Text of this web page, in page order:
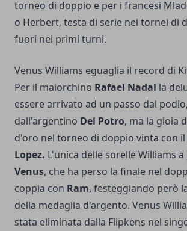
torneo di doppio e per i francesi
o Herbert, testa di serie nei tornei di
fuori nei primi turni.
Venus Williams eguaglia il record di
Per il maiorchino Rafael Nadal la
essere arrivato ad un passo dal
dall'argentino Del Potro, ma la gioia
d'oro nel torneo di doppio vinta con
Lopez. L'unica delle sorelle Williams
Venus, che ha perso la finale nel
coppia con Ram, festeggiando però
della medaglia d'argento. Venus
stata eliminata dalla Flipkens nel